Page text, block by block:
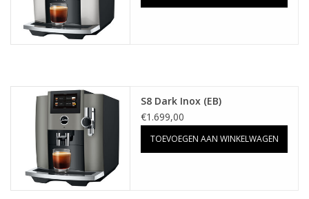
S8 Dark Inox (EB)
€1.699,00
TOEVOEGEN AAN WINKELWAGEN